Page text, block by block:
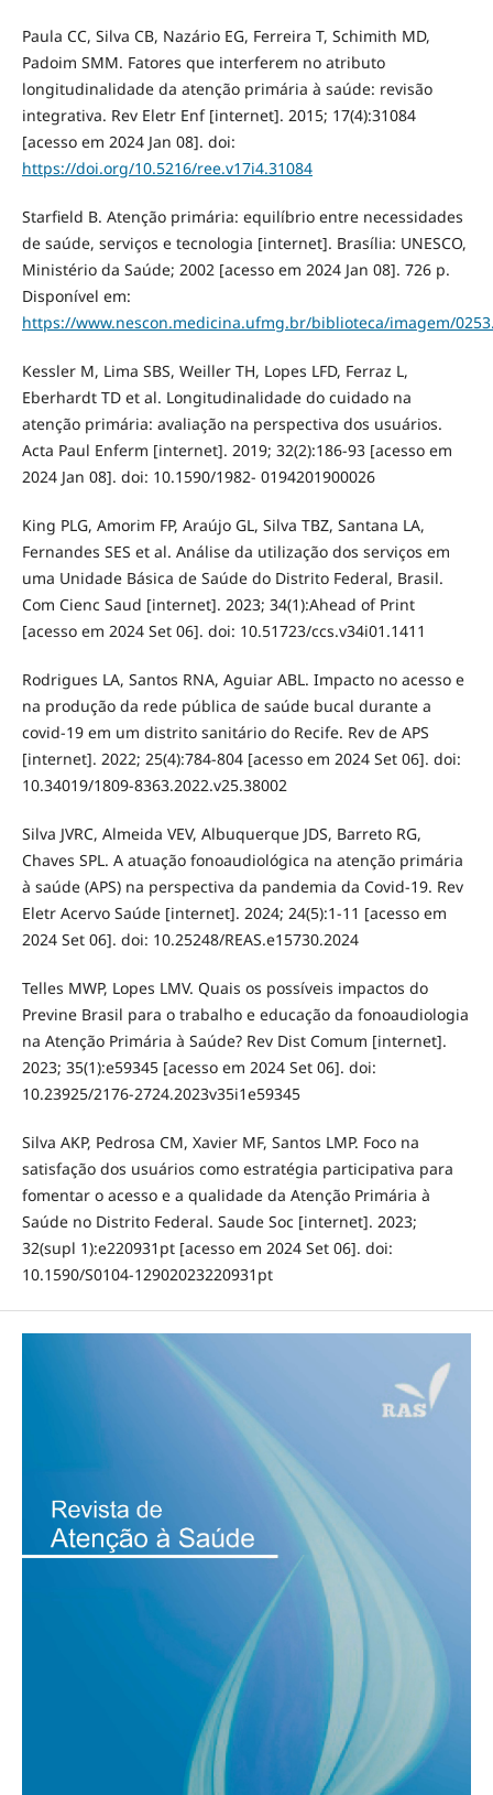
Paula CC, Silva CB, Nazário EG, Ferreira T, Schimith MD,
Padoim SMM. Fatores que interferem no atributo
longitudinalidade da atenção primária à saúde: revisão
integrativa. Rev Eletr Enf [internet]. 2015; 17(4):31084
[acesso em 2024 Jan 08]. doi:
https://doi.org/10.5216/ree.v17i4.31084
Starfield B. Atenção primária: equilíbrio entre necessidades
de saúde, serviços e tecnologia [internet]. Brasília: UNESCO,
Ministério da Saúde; 2002 [acesso em 2024 Jan 08]. 726 p.
Disponível em:
https://www.nescon.medicina.ufmg.br/biblioteca/imagem/
Kessler M, Lima SBS, Weiller TH, Lopes LFD, Ferraz L,
Eberhardt TD et al. Longitudinalidade do cuidado na
atenção primária: avaliação na perspectiva dos usuários.
Acta Paul Enferm [internet]. 2019; 32(2):186-93 [acesso em
2024 Jan 08]. doi: 10.1590/1982- 0194201900026
King PLG, Amorim FP, Araújo GL, Silva TBZ, Santana LA,
Fernandes SES et al. Análise da utilização dos serviços em
uma Unidade Básica de Saúde do Distrito Federal, Brasil.
Com Cienc Saud [internet]. 2023; 34(1):Ahead of Print
[acesso em 2024 Set 06]. doi: 10.51723/ccs.v34i01.1411
Rodrigues LA, Santos RNA, Aguiar ABL. Impacto no acesso e
na produção da rede pública de saúde bucal durante a
covid-19 em um distrito sanitário do Recife. Rev de APS
[internet]. 2022; 25(4):784-804 [acesso em 2024 Set 06]. doi:
10.34019/1809-8363.2022.v25.38002
Silva JVRC, Almeida VEV, Albuquerque JDS, Barreto RG,
Chaves SPL. A atuação fonoaudiológica na atenção primária
à saúde (APS) na perspectiva da pandemia da Covid-19. Rev
Eletr Acervo Saúde [internet]. 2024; 24(5):1-11 [acesso em
2024 Set 06]. doi: 10.25248/REAS.e15730.2024
Telles MWP, Lopes LMV. Quais os possíveis impactos do
Previne Brasil para o trabalho e educação da fonoaudiologia
na Atenção Primária à Saúde? Rev Dist Comum [internet].
2023; 35(1):e59345 [acesso em 2024 Set 06]. doi:
10.23925/2176-2724.2023v35i1e59345
Silva AKP, Pedrosa CM, Xavier MF, Santos LMP. Foco na
satisfação dos usuários como estratégia participativa para
fomentar o acesso e a qualidade da Atenção Primária à
Saúde no Distrito Federal. Saude Soc [internet]. 2023;
32(supl 1):e220931pt [acesso em 2024 Set 06]. doi:
10.1590/S0104-12902023220931pt